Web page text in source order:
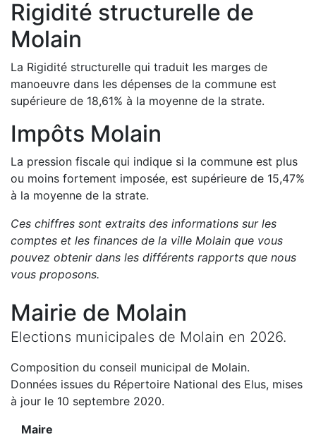
Rigidité structurelle de
Molain
La Rigidité structurelle qui traduit les marges de
manoeuvre dans les dépenses de la commune est
supérieure de 18,61% à la moyenne de la strate.
Impôts Molain
La pression fiscale qui indique si la commune est plus
ou moins fortement imposée, est supérieure de 15,47%
à la moyenne de la strate.
Ces chiffres sont extraits des informations sur les
comptes et les finances de la ville Molain que vous
pouvez obtenir dans les différents rapports que nous
vous proposons.
Mairie de Molain
Elections municipales de Molain en 2026.
Composition du conseil municipal de Molain.
Données issues du Répertoire National des Elus, mises
à jour le 10 septembre 2020.
Maire